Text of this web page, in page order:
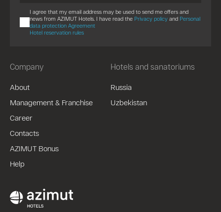
Company
About
Management & Franchise
Career
Contacts
AZIMUT Bonus
Help
Hotels and sanatoriums
Russia
Uzbekistan
I agree that my email address may be used to send me offers and
news from AZIMUT Hotels. I have read the Privacy policy and Personal
data protection Agreement
Hotel reservation rules